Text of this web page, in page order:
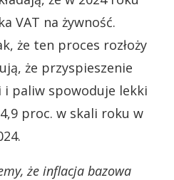
VAT na żywność.
że ten proces rozłoży
że przyspieszenie
i paliw spowoduje lekki
proc. w skali roku w
że inflacja bazowa